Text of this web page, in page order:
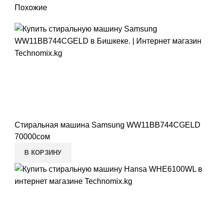
Похожие
Стиральная машина Samsung WW11BB744CGELD
70000сом
В КОРЗИНУ